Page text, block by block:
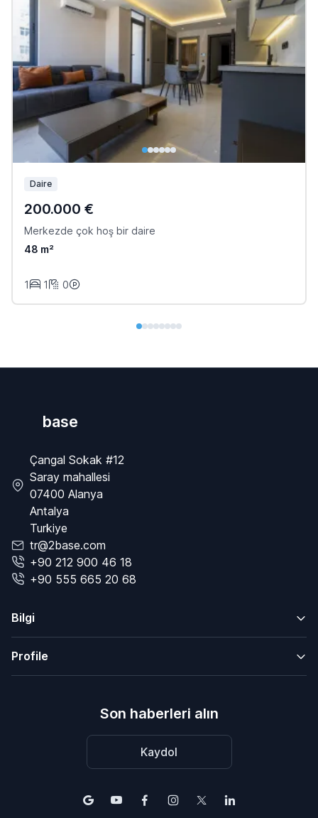
Daire
200.000 €
Merkezde çok hoş bir daire
48 m²
1 1 0
base
Çangal Sokak #12
Saray mahallesi
07400 Alanya
Antalya
Turkiye
tr@2base.com
+90 212 900 46 18
+90 555 665 20 68
Bilgi
Profile
Son haberleri alın
Kaydol